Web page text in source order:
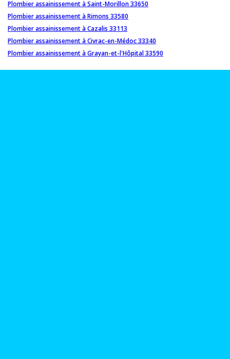
Plombier assainissement à Saint-Morillon 33650
Plombier assainissement à Rimons 33580
Plombier assainissement à Cazalis 33113
Plombier assainissement à Civrac-en-Médoc 33340
Plombier assainissement à Grayan-et-l'Hôpital 33590